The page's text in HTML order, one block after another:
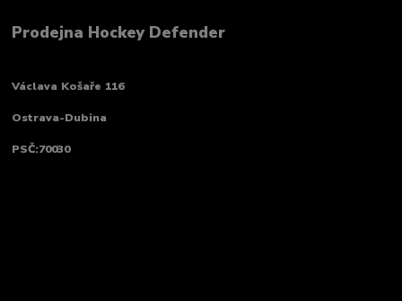
Prodejna Hockey Defender
Václava Košaře 116
Ostrava-Dubina
PSČ:70030